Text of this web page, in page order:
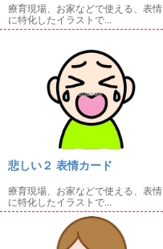
療育現場、お家などで使える、表情
に特化したイラストで...
悲しい２ 表情カード
療育現場、お家などで使える、表情
に特化したイラストで...